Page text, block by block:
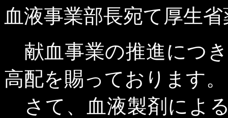
血液事業部長宛て厚生
献血事業の推進につ
高配を賜っております。
さて、血液製剤によ